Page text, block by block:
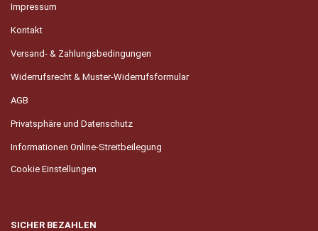
Impressum
Kontakt
Versand- & Zahlungsbedingungen
Widerrufsrecht & Muster-Widerrufsformular
AGB
Privatsphäre und Datenschutz
Informationen Online-Streitbeilegung
Cookie Einstellungen
SICHER BEZAHLEN